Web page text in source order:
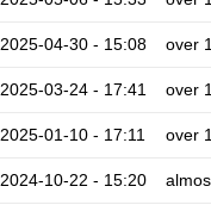
2025-04-30 - 15:08 over
2025-03-24 - 17:41 over
2025-01-10 - 17:11 over
2024-10-22 - 15:20